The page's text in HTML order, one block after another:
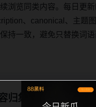
浏览同类内容。每日更
、canonical、主题
持一致，避免只替换词
归集